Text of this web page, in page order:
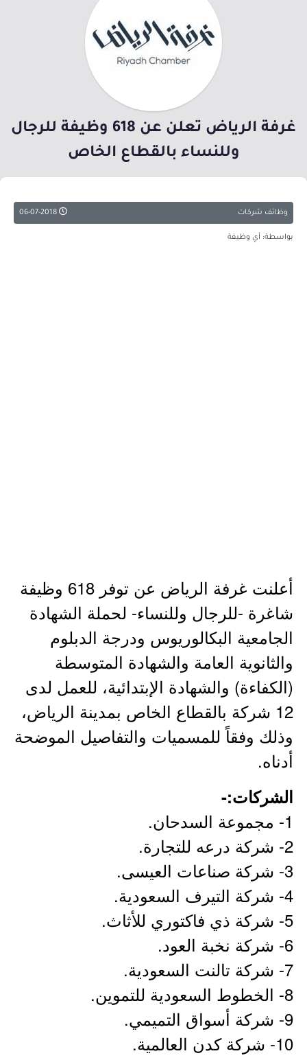
غرفة الرياض تعلن عن 618 وظيفة للرجال
وللنساء بالقطاع الخاص
وظائف شركات
بواسطة: أي وظيفة
أعلنت غرفة الرياض عن توفر 618 وظيفة
شاغرة -للرجال وللنساء- لحملة الشهادة
الجامعية البكالوريوس ودرجة الدبلوم
والثانوية العامة والشهادة المتوسطة
(الكفاءة) والشهادة الإبتدائية، للعمل لدى
12 شركة بالقطاع الخاص بمدينة الرياض،
وذلك وفقاً للمسميات والتفاصيل الموضحة
أدناه.
الشركات:-
1- مجموعة السدحان.
2- شركة درعه للتجارة.
3- شركة صناعات العيسى.
4- شركة التيرف السعودية.
5- شركة ذي فاكتوري للأثاث.
6- شركة نخبة العود.
7- شركة تالنت السعودية.
8- الخطوط السعودية للتموين.
9- شركة أسواق التميمي.
10- شركة كدن العالمية.